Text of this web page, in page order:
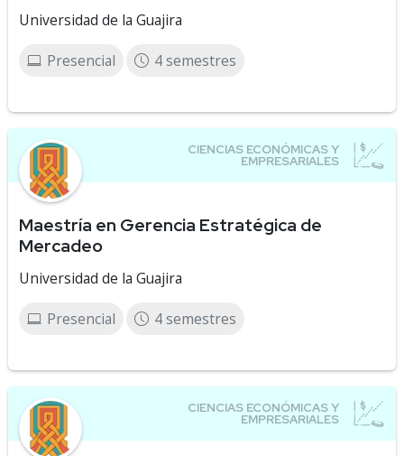
Universidad de la Guajira
Presencial 4 semestres
Maestría en Gerencia Estratégica de
Mercadeo
Universidad de la Guajira
Presencial 4 semestres